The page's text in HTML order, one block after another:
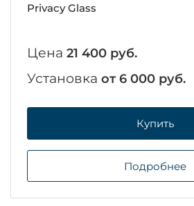
Privacy Glass
Цена 21 400 руб.
Установка от 6 000 руб.
Купить
Подробнее